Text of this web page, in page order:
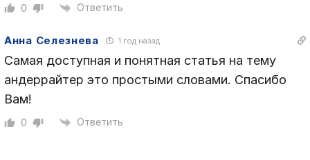
0 Ответить
Анна Селезнева 1 год назад
Самая доступная и понятная статья на тему
андеррайтер это простыми словами. Спасибо
Вам!
0 Ответить